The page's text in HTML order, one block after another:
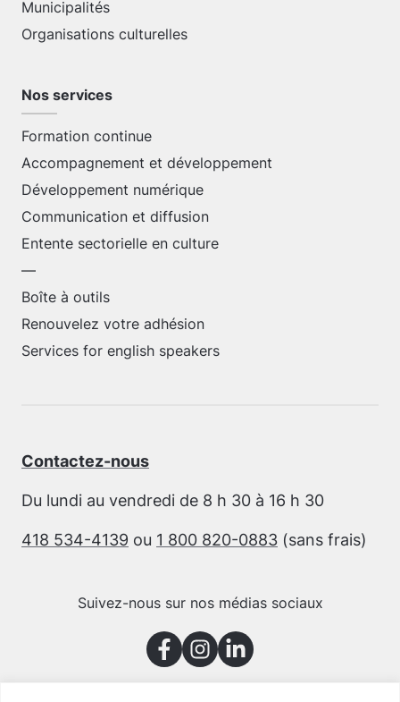
Municipalités
Organisations culturelles
Nos services
Formation continue
Accompagnement et développement
Développement numérique
Communication et diffusion
Entente sectorielle en culture
—
Boîte à outils
Renouvelez votre adhésion
Services for english speakers
Contactez-nous
Du lundi au vendredi de 8 h 30 à 16 h 30
418 534-4139 ou 1 800 820-0883 (sans frais)
Suivez-nous sur nos médias sociaux